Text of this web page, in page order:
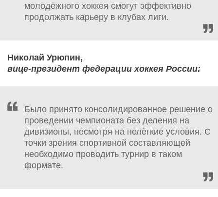
молодёжного хоккея смогут эффективно
продолжать карьеру в клубах лиги.
Николай Урюпин,
вице-президент федерации хоккея России:
Было принято консолидированное решение о
проведении чемпионата без деления на
дивизионы, несмотря на нелёгкие условия. С
точки зрения спортивной составляющей
необходимо проводить турнир в таком
формате.